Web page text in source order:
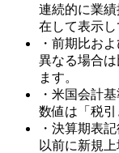
連続的に業
在して表示し
・前期比お
異なる場合
ます。
・米国会計
数値は「税引
・決算期表
以前に新規